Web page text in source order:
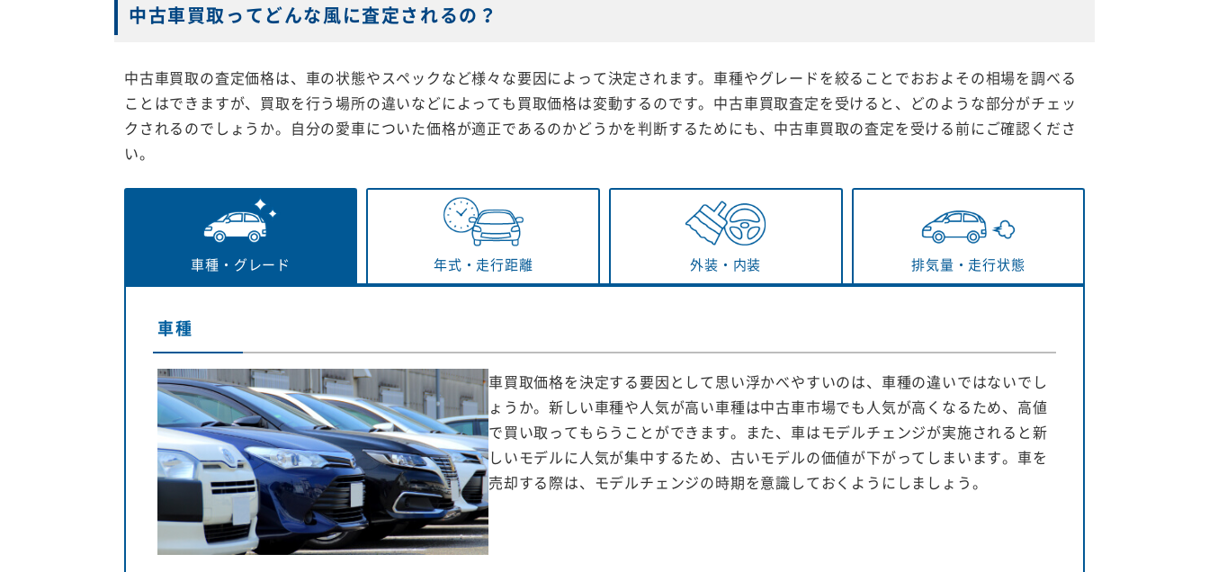
中古車買取ってどんな風に査定されるの？
中古車買取の査定価格は、車の状態やスペックなど様々な要因によって決定されます。車種やグレードを絞ることでおおよその相場を調べる
ことはできますが、買取を行う場所の違いなどによっても買取価格は変動するのです。中古車買取査定を受けると、どのような部分がチェッ
クされるのでしょうか。自分の愛車についた価格が適正であるのかどうかを判断するためにも、中古車買取の査定を受ける前にご確認くださ
い。
車種・ グレード 年式・ 走行距離 外装・ 内装 排気量・ 走行状態
車種
車買取価格を決定する要因として思い浮かべやすいのは、車種の違いではないでし
ょうか。新しい車種や人気が高い車種は中古車市場でも人気が高くなるため、高値
で買い取ってもらうことができます。また、車はモデルチェンジが実施されると新
しいモデルに人気が集中するため、古いモデルの価値が下がってしまいます。車を
売却する際は、モデルチェンジの時期を意識しておくようにしましょう。